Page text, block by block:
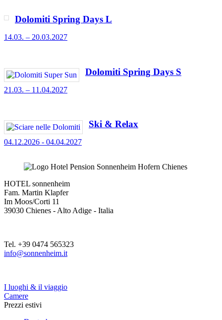
Dolomiti Spring Days L
14.03. – 20.03.2027
Dolomiti Spring Days S
21.03. – 11.04.2027
Ski & Relax
04.12.2026 - 04.04.2027
HOTEL sonnenheim
Fam. Martin Klapfer
Im Moos/Corti 11
39030 Chienes - Alto Adige - Italia
Tel. +39 0474 565323
info@sonnenheim.it
I luoghi & il viaggio
Camere
Prezzi estivi